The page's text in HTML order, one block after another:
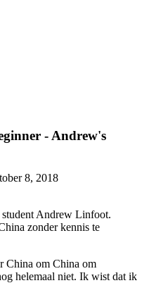
- Andrew's
8, 2018
Andrew Linfoot.
zonder kennis te
China om China om
helemaal niet. Ik wist dat ik